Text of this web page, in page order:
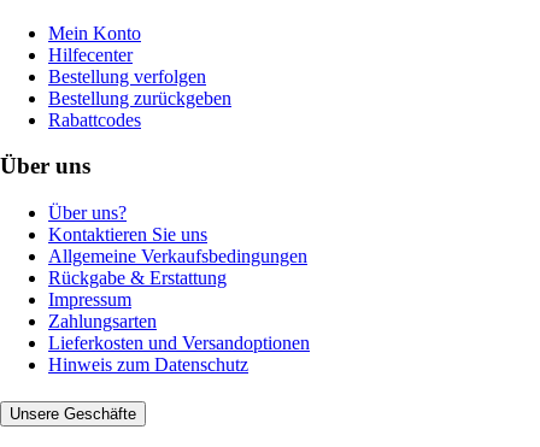
Mein Konto
Hilfecenter
Bestellung verfolgen
Bestellung zurückgeben
Rabattcodes
Über uns
Über uns?
Kontaktieren Sie uns
Allgemeine Verkaufsbedingungen
Rückgabe & Erstattung
Impressum
Zahlungsarten
Lieferkosten und Versandoptionen
Hinweis zum Datenschutz
Unsere Geschäfte